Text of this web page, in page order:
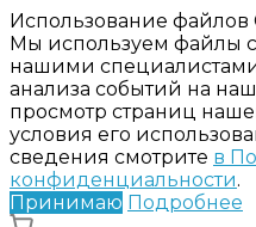
Использование файлов
Мы используем файлы
нашими
анализа событий на
просмотр страниц
условия его
сведения смотрите в
конфиденциальности.
Принимаю Подробнее